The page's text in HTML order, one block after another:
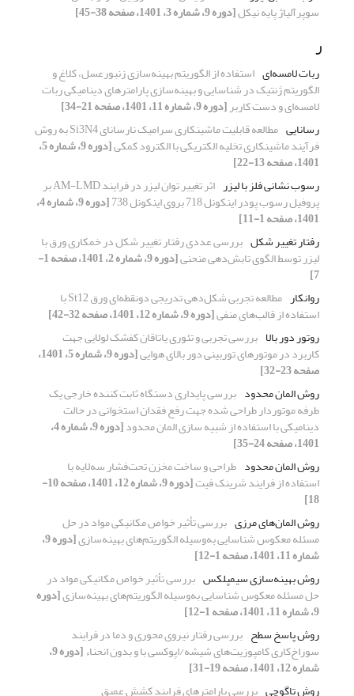
سوپرآلیاژ پایه نیکل[دوره 9، شماره 3، 1401، صفحه 38-45]
ر
ربات لامسه‌ای استفاده از الگوریتم بهینه‌سازی زنبورعسل، کلاغ و
الگوریتم ژنتیک در شناسایی و بهینه‌سازی پارامترهای دینامیکی ربات
لامسه‌ای و دست کاربر[دوره 9، شماره 11، 1401، صفحه 21-34]
رسانایی
مطالعه قابلیت ماشینکاری سرامیک نارسانای Si3N4 به روش
فرآیند ماشینکاری تخلیه الکتریکی با الکترود کمکی [دوره 9، شماره 5،
1401، صفحه 13-22]
رسوب نشانی فلز با لیزر
اثر تغییر توان لیزر در فرایند AM-LMD بر
پروفیل رسوب پودر اینکونل 718 بروی اینکونل 738 [دوره 9، شماره 4،
1401، صفحه 1-11]
رفتار تغییر شکل بررسی عددی رفتار تغییر شکل در خمکاری ورق با
لیزر توسط الگوی تابش‌دهی منحنی [دوره 9، شماره 2، 1401، صفحه 1-
7]
روانکار
مطالعه تجربی شکل‌دهی تدریجی دونقطه‌ای ورق St12 با
استفاده از قالب‌های منفی[دوره 9، شماره 12، 1401، صفحه 32-42]
روتور دور بالا بررسی تجربی و تئوری یاتاقان کفشک لولایی جهت
کاربرد در موتورهای توربینی دور بالای هوایی [دوره 9، شماره 5، 1401،
صفحه 23-32]
روش المان محدود بررسی پایداری دستگاه ثابت کننده خارجی یک
طرفه موتوردار طراحی شده جهت رفع فقدان استخوانی در حالت
دینامیکی با استفاده از شبیه سازی المان محدود [دوره 9، شماره 4،
1401، صفحه 24-35]
روش المان محدود طراحی و ساخت مخزن تحت‌فشار سه‌لایه با
استفاده از فرایند شرینک فیت [دوره 9، شماره 12، 1401، صفحه 10-
18]
روش المان‌های مرزی بررسی تأثیر خواص مکانیکی مواد در حل
مسئله معکوس شناسایی به‌وسیله الگوریتم‌های بهینه‌سازی [دوره 9،
شماره 11، 1401، صفحه 1-12]
روش بهینه‌سازی سیمپلکس بررسی تأثیر خواص مکانیکی مواد در
حل مسئله معکوس شناسایی به‌وسیله الگوریتم‌های بهینه‌سازی[دوره
9، شماره 11، 1401، صفحه 1-12]
روش پاسخ سطح بررسی رفتار نیروی محوری و دما در فرایند
سوراخ‌کاری کامپوزیت‌های شیشه/اپوکسی با و بدون انحناء [دوره 9،
شماره 12، 1401، صفحه 19-31]
روش تاگوچی بررسی پارامترهای فرایند کشش عمیق